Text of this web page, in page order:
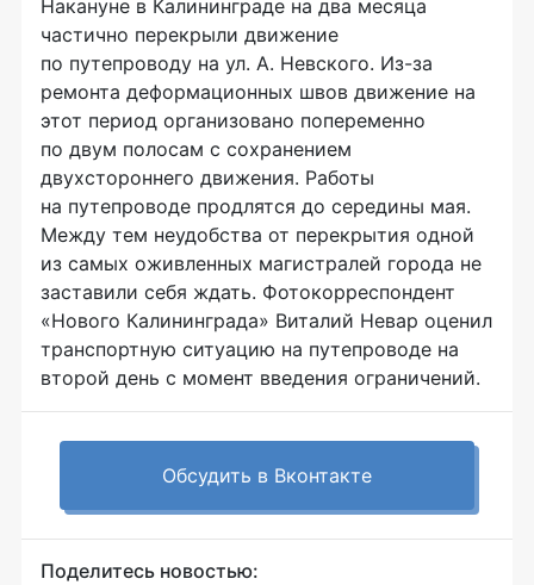
Накануне в Калининграде на два месяца
частично перекрыли движение
по путепроводу на ул. А. Невского. Из-за
ремонта деформационных швов движение на
этот период организовано попеременно
по двум полосам с сохранением
двухстороннего движения. Работы
на путепроводе продлятся до середины мая.
Между тем неудобства от перекрытия одной
из самых оживленных магистралей города не
заставили себя ждать. Фотокорреспондент
«Нового Калининграда» Виталий Невар оценил
транспортную ситуацию на путепроводе на
второй день с момент введения ограничений.
Обсудить в Вконтакте
Поделитесь новостью: